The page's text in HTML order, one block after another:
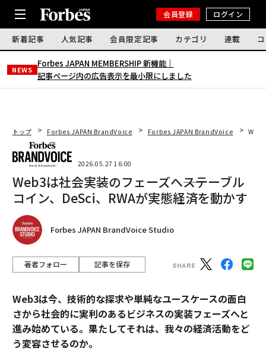
会員登録 ログイン
新着記事 人気記事 会員限定記事 カテゴリ 連載
NEWS
Forbes JAPAN MEMBERSHIP 新機能｜
記事ページ内の広告表示を最小限にしました
トップ Forbes JAPAN BrandVoice Forbes JAPAN BrandVoice
2026.05.27 16:00
Web3は社会実装のフェーズへ――ステーブル
コイン、DeSci、RWAが実態経済を動かす
Forbes JAPAN BrandVoice Studio
著者フォロー 記事を保存
Web3は今、技術的な探求や単純なユースケースの面白
さから社会的に実利のあるビジネスの実装フェーズへと
進み始めている。果たしてそれは、我々の経済活動をど
う変容させるのか。